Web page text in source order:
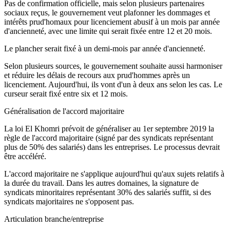
Pas de confirmation officielle, mais selon plusieurs partenaires
sociaux reçus, le gouvernement veut plafonner les dommages et
intérêts prud'homaux pour licenciement abusif à un mois par année
d'ancienneté, avec une limite qui serait fixée entre 12 et 20 mois.
Le plancher serait fixé à un demi-mois par année d'ancienneté.
Selon plusieurs sources, le gouvernement souhaite aussi harmoniser
et réduire les délais de recours aux prud'hommes après un
licenciement. Aujourd'hui, ils vont d'un à deux ans selon les cas. Le
curseur serait fixé entre six et 12 mois.
Généralisation de l'accord majoritaire
La loi El Khomri prévoit de généraliser au 1er septembre 2019 la
règle de l'accord majoritaire (signé par des syndicats représentant
plus de 50% des salariés) dans les entreprises. Le processus devrait
être accéléré.
L'accord majoritaire ne s'applique aujourd'hui qu'aux sujets relatifs à
la durée du travail. Dans les autres domaines, la signature de
syndicats minoritaires représentant 30% des salariés suffit, si des
syndicats majoritaires ne s'opposent pas.
Articulation branche/entreprise